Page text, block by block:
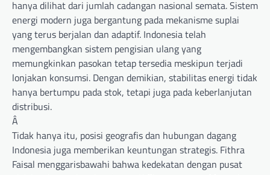
hanya dilihat dari jumlah cadangan nasional semata. Sistem
energi modern juga bergantung pada mekanisme suplai
yang terus berjalan dan adaptif. Indonesia telah
mengembangkan sistem pengisian ulang yang
memungkinkan pasokan tetap tersedia meskipun terjadi
lonjakan konsumsi. Dengan demikian, stabilitas energi tidak
hanya bertumpu pada stok, tetapi juga pada keberlanjutan
distribusi.
Â
Tidak hanya itu, posisi geografis dan hubungan dagang
Indonesia juga memberikan keuntungan strategis. Fithra
Faisal menggarisbawahi bahwa kedekatan dengan pusat